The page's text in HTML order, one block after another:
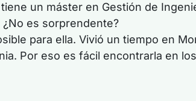
un máster en Gestión de
¿No es sorprendente?
para ella. Vivió un tiempo en
Por eso es fácil encontrarla en